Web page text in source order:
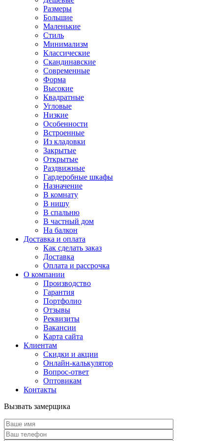
Размеры
Большие
Маленькие
Стиль
Минимализм
Классические
Скандинавские
Современные
Форма
Высокие
Квадратные
Угловые
Низкие
Особенности
Встроенные
Из кладовки
Закрытые
Открытые
Раздвижные
Гардеробные шкафы
Назначение
В комнату
В нишу
В спальню
В частный дом
На балкон
Доставка и оплата
Как сделать заказ
Доставка
Оплата и рассрочка
О компании
Производство
Гарантия
Портфолио
Отзывы
Реквизиты
Вакансии
Карта сайта
Клиентам
Скидки и акции
Онлайн-калькулятор
Вопрос-ответ
Оптовикам
Контакты
Вызвать замерщика